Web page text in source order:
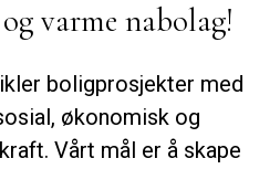
varme nabolag!
boligprosjekter med
økonomisk og
Vårt mål er å skape